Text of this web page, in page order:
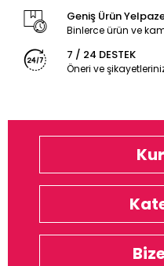
Geniş Ürün
Binlerce ürün ve
7 / 24 DESTEK
Öneri ve